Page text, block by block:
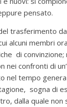
pensato.
trasferimento
alcuni membri
di
nei confronti di
nel tempo genera
sogna di
dalla quale non